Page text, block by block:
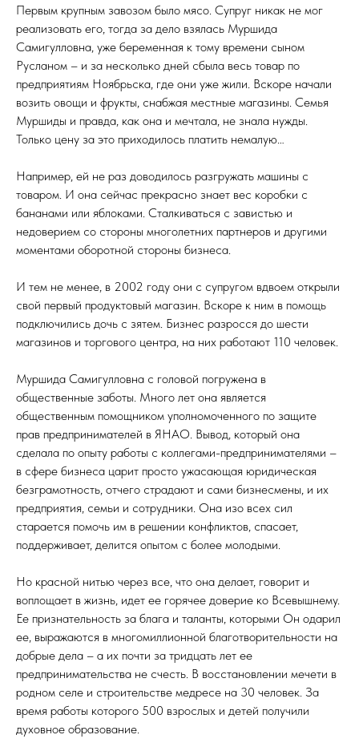
Первым крупным завозом было мясо. Супруг никак не мог
реализовать его, тогда за дело взялась Муршида
Самигулловна, уже беременная к тому времени сыном
Русланом – и за несколько дней сбыла весь товар по
предприятиям Ноябрьска, где они уже жили. Вскоре начали
возить овощи и фрукты, снабжая местные магазины. Семья
Муршиды и правда, как она и мечтала, не знала нужды.
Только цену за это приходилось платить немалую…
Например, ей не раз доводилось разгружать машины с
товаром. И она сейчас прекрасно знает вес коробки с
бананами или яблоками. Сталкиваться с завистью и
недоверием со стороны многолетних партнеров и другими
моментами оборотной стороны бизнеса.
И тем не менее, в 2002 году они с супругом вдвоем открыли
свой первый продуктовый магазин. Вскоре к ним в помощь
подключились дочь с зятем. Бизнес разросся до шести
магазинов и торгового центра, на них работают 110 человек.
Муршида Самигулловна с головой погружена в
общественные заботы. Много лет она является
общественным помощником уполномоченного по защите
прав предпринимателей в ЯНАО. Вывод, который она
сделала по опыту работы с коллегами-предпринимателями –
в сфере бизнеса царит просто ужасающая юридическая
безграмотность, отчего страдают и сами бизнесмены, и их
предприятия, семьи и сотрудники. Она изо всех сил
старается помочь им в решении конфликтов, спасает,
поддерживает, делится опытом с более молодыми.
Но красной нитью через все, что она делает, говорит и
воплощает в жизнь, идет ее горячее доверие ко Всевышнему.
Ее признательность за блага и таланты, которыми Он одарил
ее, выражаются в многомиллионной благотворительности на
добрые дела – а их почти за тридцать лет ее
предпринимательства не счесть. В восстановлении мечети в
родном селе и строительстве медресе на 30 человек. За
время работы которого 500 взрослых и детей получили
духовное образование.